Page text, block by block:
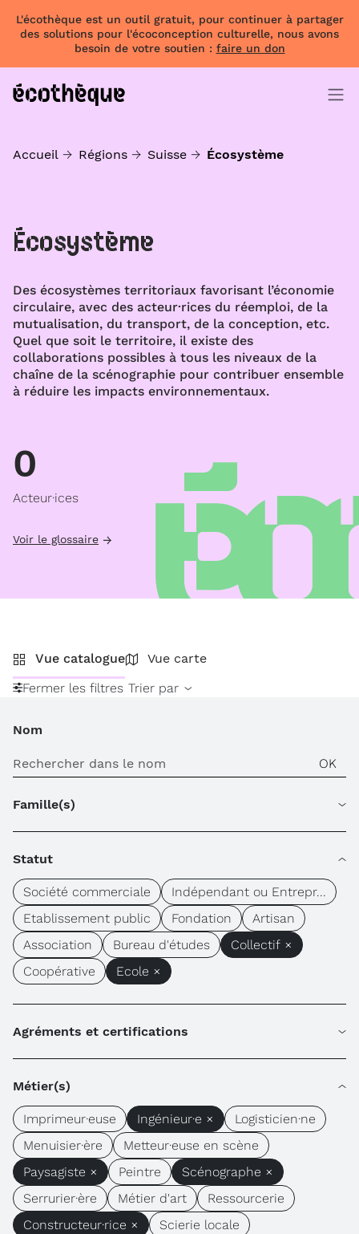
L'écothèque est un outil gratuit, pour continuer à partager
des solutions pour l'écoconception culturelle, nous avons
besoin de votre soutien : faire un don
Accueil Régions Suisse Écosystème
Écosystème
Des écosystèmes territoriaux favorisant l’économie
circulaire, avec des acteur·rices du réemploi, de la
mutualisation, du transport, de la conception, etc.
Quel que soit le territoire, il existe des
collaborations possibles à tous les niveaux de la
chaîne de la scénographie pour contribuer ensemble
à réduire les impacts environnementaux.
0
Acteur·ices
Voir le glossaire
Vue catalogue
Vue carte
Fermer les filtres Trier par
Nom
Famille(s)
Statut
Société commerciale
Indépendant ou Entrepr...
Etablissement public
Fondation
Artisan
Association
Bureau d'études
Collectif ×
Coopérative
Ecole ×
Agréments et certifications
Métier(s)
Imprimeur·euse Ingénieur·e ×
Logisticien·ne
Menuisier·ère
Metteur·euse en scène
Paysagiste ×
Peintre
Scénographe ×
Serrurier·ère
Métier d'art
Ressourcerie
Constructeur·rice ×
Scierie locale